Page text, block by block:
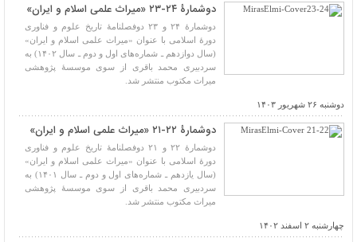
دوشمارۀ ۲۴-۲۳ «میراث علمی اسلام و ایران»
دوشمارۀ ۲۴ و ۲۳ دوفصلنامۀ تاریخ علوم و فناوری
دورۀ اسلامی با عنوان «میراث علمی اسلام و ایران»
(سال دوازدهم ـ شماره‌های اول و دوم ـ سال ۱۴۰۲) به
سردبیری محمد باقری از سوی موسسۀ پژوهشی
میراث مکتوب منتشر شد.
دوشنبه ۲۶ شهریور ۱۴۰۳
دوشمارۀ ۲۲-۲۱ «میراث علمی اسلام و ایران»
دوشمارۀ ۲۲ و ۲۱ دوفصلنامۀ تاریخ علوم و فناوری
دورۀ اسلامی با عنوان «میراث علمی اسلام و ایران»
(سال یازدهم ـ شماره‌های اول و دوم ـ سال ۱۴۰۱) به
سردبیری محمد باقری از سوی موسسۀ پژوهشی
میراث مکتوب منتشر شد.
چهارشنبه ۲ اسفند ۱۴۰۲